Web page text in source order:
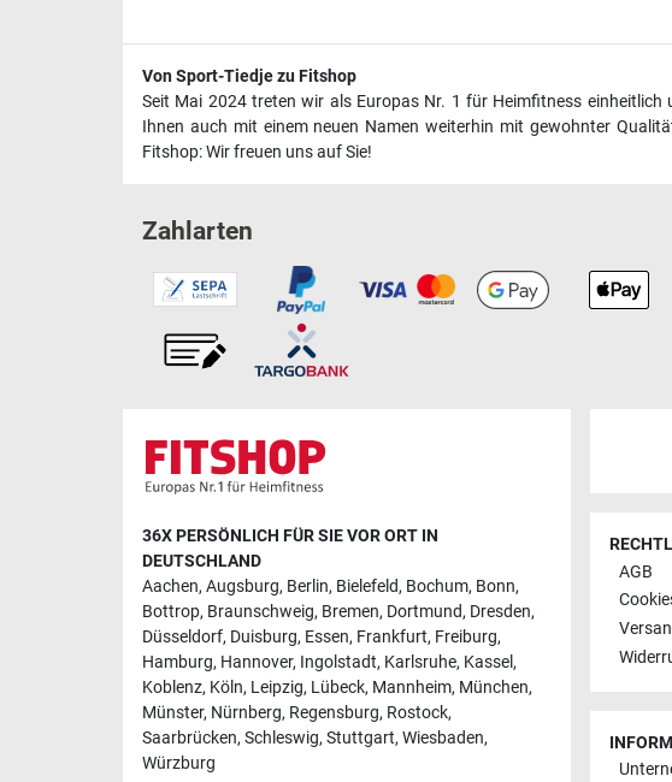
Von Sport-Tiedje zu Fitshop
Seit Mai 2024 treten wir als Europas Nr. 1 für Heimfitness
Ihnen auch mit einem neuen Namen weiterhin mit gewohnter
Fitshop: Wir freuen uns auf Sie!
Zahlarten
36X PERSÖNLICH FÜR SIE VOR ORT IN
DEUTSCHLAND
Aachen, Augsburg, Berlin, Bielefeld, Bochum, Bonn,
Bottrop, Braunschweig, Bremen, Dortmund, Dresden,
Düsseldorf, Duisburg, Essen, Frankfurt, Freiburg,
Hamburg, Hannover, Ingolstadt, Karlsruhe, Kassel,
Koblenz, Köln, Leipzig, Lübeck, Mannheim, München,
Münster, Nürnberg, Regensburg, Rostock,
Saarbrücken, Schleswig, Stuttgart, Wiesbaden,
Würzburg
AGB